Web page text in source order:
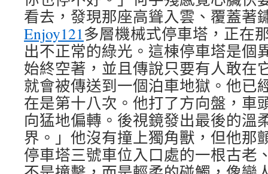
看去，發現那座高聳入雲、覆蓋著
Enjoy121多層機械式停車塔，正在
出不正常的綠光。這棟停車塔是個
始終空著，並且傳說只要有人敢在
就會被傳送到一個泊車地獄。他已
在是第十八次。他打了方向盤，車
向猛地偏轉。後視鏡發出最後的溫
界。」他沒有撞上獨角獸，但他那
停車塔三號車位入口處的一根古老